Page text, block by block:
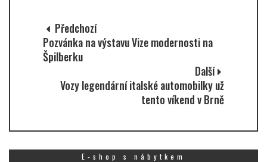
Předchozí
Pozvánka na výstavu Vize modernosti na
Špilberku
Další
Vozy legendární italské automobilky už
tento víkend v Brně
E-shop s nábytkem